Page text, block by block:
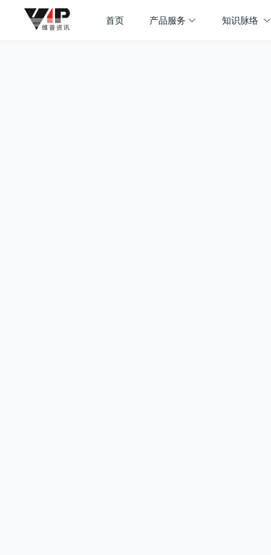
首页 产品服务 知识脉络